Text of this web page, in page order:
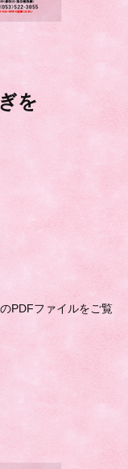
を
PDFファイルをご覧